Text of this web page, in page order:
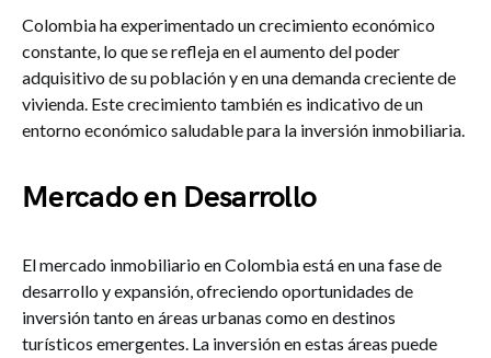
Colombia ha experimentado un crecimiento económico
constante, lo que se refleja en el aumento del poder
adquisitivo de su población y en una demanda creciente de
vivienda. Este crecimiento también es indicativo de un
entorno económico saludable para la inversión inmobiliaria.
Mercado en Desarrollo
El mercado inmobiliario en Colombia está en una fase de
desarrollo y expansión, ofreciendo oportunidades de
inversión tanto en áreas urbanas como en destinos
turísticos emergentes. La inversión en estas áreas puede